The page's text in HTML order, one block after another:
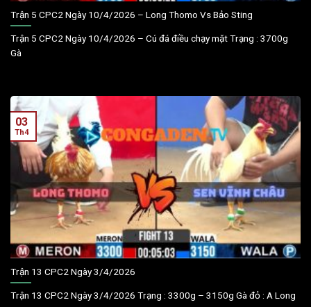
Trận 5 CPC2 Ngày 10/4/2026 – Long Thomo Vs Bảo Sting
Trận 5 CPC2 Ngày 10/4/2026 – Cú đá điều chạy mặt Trạng : 3700g
Gà
Trận 13 CPC2 Ngày 3/4/2026
Trận 13 CPC2 Ngày 3/4/2026 Trạng : 3300g – 3150g Gà đỏ : A Long
03
Th4